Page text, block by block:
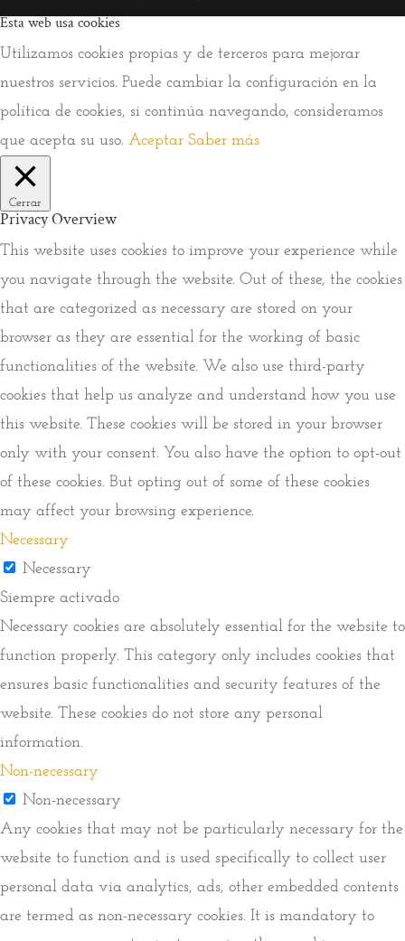
Esta web usa cookies
Utilizamos cookies propias y de terceros para mejorar
nuestros servicios. Puede cambiar la configuración en la
política de cookies, si continúa navegando, consideramos
que acepta su uso. Aceptar Saber más
Cerrar
Privacy Overview
This website uses cookies to improve your experience while
you navigate through the website. Out of these, the cookies
that are categorized as necessary are stored on your
browser as they are essential for the working of basic
functionalities of the website. We also use third-party
cookies that help us analyze and understand how you use
this website. These cookies will be stored in your browser
only with your consent. You also have the option to opt-out
of these cookies. But opting out of some of these cookies
may affect your browsing experience.
Necessary
Necessary
Siempre activado
Necessary cookies are absolutely essential for the website to
function properly. This category only includes cookies that
ensures basic functionalities and security features of the
website. These cookies do not store any personal
information.
Non-necessary
Non-necessary
Any cookies that may not be particularly necessary for the
website to function and is used specifically to collect user
personal data via analytics, ads, other embedded contents
are termed as non-necessary cookies. It is mandatory to